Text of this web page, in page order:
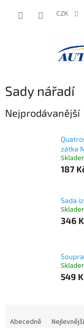
CZK
Sady nářadí
Nejprodávanější
zátka
187
Sada
346
549
Abecedně Nejlevnější